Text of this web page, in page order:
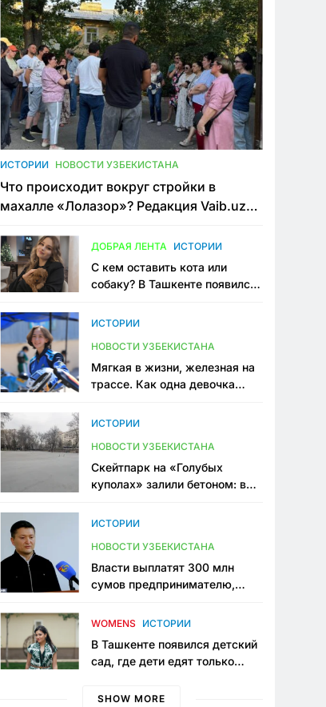
ИСТОРИИ НОВОСТИ УЗБЕКИСТАНА
Что происходит вокруг стройки в
махалле «Лолазор»? Редакция Vaib.uz
конфликта
ДОБРАЯ ЛЕНТА ИСТОРИИ
С кем оставить кота или
собаку? В Ташкенте появился
ИСТОРИИ
НОВОСТИ УЗБЕКИСТАНА
Мягкая в жизни, железная на
трассе. Как одна девочка
Узбекистане
ИСТОРИИ
НОВОСТИ УЗБЕКИСТАНА
Скейтпарк на «Голубых
куполах» залили бетоном: в
одно общественное
ИСТОРИИ
НОВОСТИ УЗБЕКИСТАНА
Власти выплатят 300 млн
сумов предпринимателю,
тюрьме по незаконному
WOMENS ИСТОРИИ
В Ташкенте появился детский
сад, где дети едят только
мама, которая устала просить
SHOW MORE